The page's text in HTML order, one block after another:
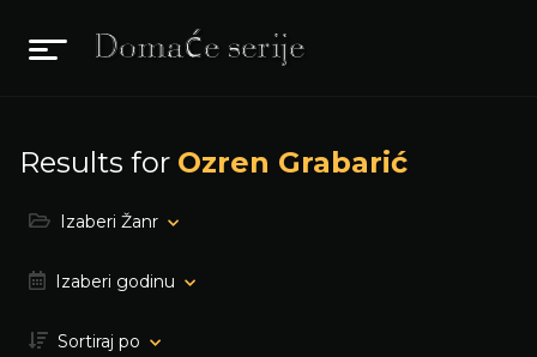
Results for Ozren Grabarić
Izaberi Žanr
Izaberi godinu
Sortiraj po